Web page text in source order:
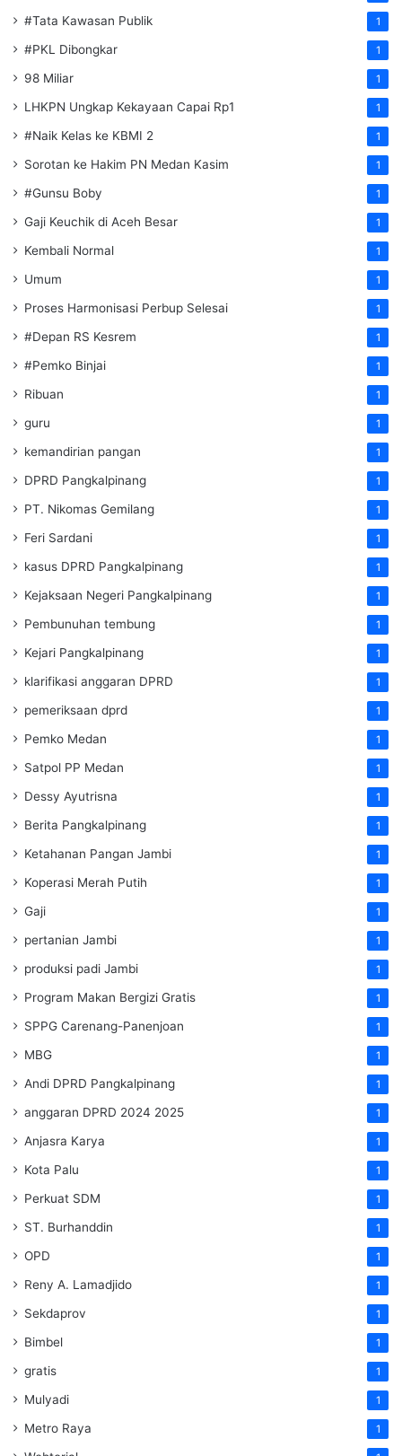
#Tata Kawasan Publik 1
#PKL Dibongkar 1
98 Miliar 1
LHKPN Ungkap Kekayaan Capai Rp1 1
#Naik Kelas ke KBMI 2 1
Sorotan ke Hakim PN Medan Kasim 1
#Gunsu Boby 1
Gaji Keuchik di Aceh Besar 1
Kembali Normal 1
Umum 1
Proses Harmonisasi Perbup Selesai 1
#Depan RS Kesrem 1
#Pemko Binjai 1
Ribuan 1
guru 1
kemandirian pangan 1
DPRD Pangkalpinang 1
PT. Nikomas Gemilang 1
Feri Sardani 1
kasus DPRD Pangkalpinang 1
Kejaksaan Negeri Pangkalpinang 1
Pembunuhan tembung 1
Kejari Pangkalpinang 1
klarifikasi anggaran DPRD 1
pemeriksaan dprd 1
Pemko Medan 1
Satpol PP Medan 1
Dessy Ayutrisna 1
Berita Pangkalpinang 1
Ketahanan Pangan Jambi 1
Koperasi Merah Putih 1
Gaji 1
pertanian Jambi 1
produksi padi Jambi 1
Program Makan Bergizi Gratis 1
SPPG Carenang-Panenjoan 1
MBG 1
Andi DPRD Pangkalpinang 1
anggaran DPRD 2024 2025 1
Anjasra Karya 1
Kota Palu 1
Perkuat SDM 1
ST. Burhanddin 1
OPD 1
Reny A. Lamadjido 1
Sekdaprov 1
Bimbel 1
gratis 1
Mulyadi 1
Metro Raya 1